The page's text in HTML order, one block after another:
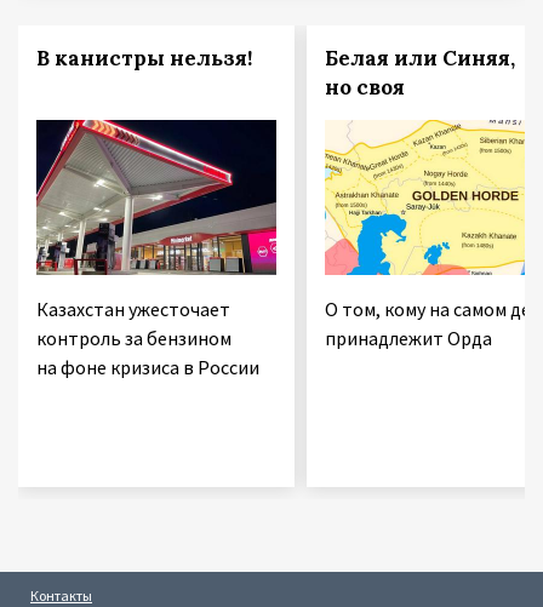
В канистры нельзя!
Казахстан ужесточает
контроль за бензином
на фоне кризиса в России
Белая или Синяя,
но своя
О том, кому на самом
принадлежит Орда
Контакты